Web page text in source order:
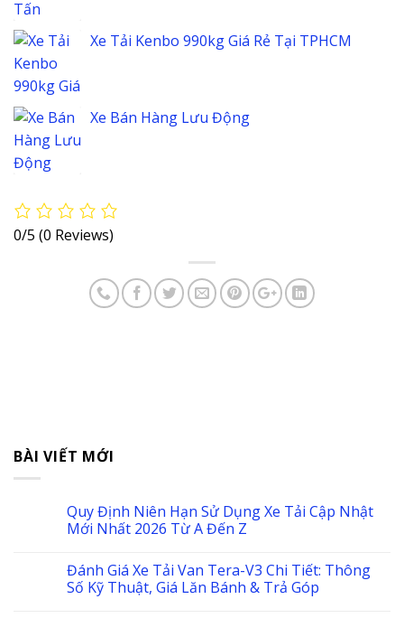
Xe Tải Kenbo 990kg Giá Rẻ Tại TPHCM
Xe Bán Hàng Lưu Động
0/5 (0 Reviews)
BÀI VIẾT MỚI
Quy Định Niên Hạn Sử Dụng Xe Tải Cập Nhật
Mới Nhất 2026 Từ A Đến Z
Đánh Giá Xe Tải Van Tera-V3 Chi Tiết: Thông
Số Kỹ Thuật, Giá Lăn Bánh & Trả Góp